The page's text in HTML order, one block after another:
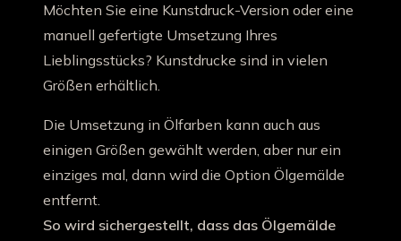
Möchten Sie eine Kunstdruck-Version oder eine
manuell gefertigte Umsetzung Ihres
Lieblingsstücks? Kunstdrucke sind in vielen
Größen erhältlich.
Die Umsetzung in Ölfarben kann auch aus
einigen Größen gewählt werden, aber nur ein
einziges mal, dann wird die Option Ölgemälde
entfernt.
So wird sichergestellt, dass das Ölgemälde